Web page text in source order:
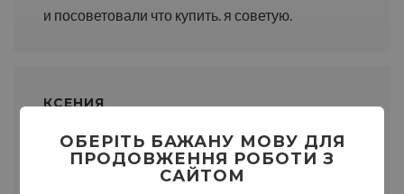
и посоветовали что купить. я советую.
КСЕНИЯ
Хотела заказать себе небольшой шкаф. Искала
ОБЕРІТЬ БАЖАНУ МОВУ ДЛЯ
ПРОДОВЖЕННЯ РОБОТИ З
САЙТОМ